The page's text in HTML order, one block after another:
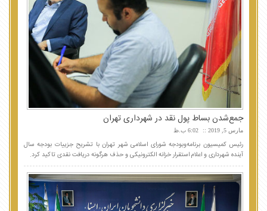
جمع‌شدن بساط پول نقد در شهرداری تهران
مارس 5, 2019 6:02 ب.ظ
رئیس کمیسیون برنامه‌وبودجه شورای اسلامی شهر تهران با تشریح جزییات بودجه سال
آینده شهرداری و اعلام استقرار خزانه الکترونیکی و حذف هرگونه دریافت نقدی تاکید کرد.